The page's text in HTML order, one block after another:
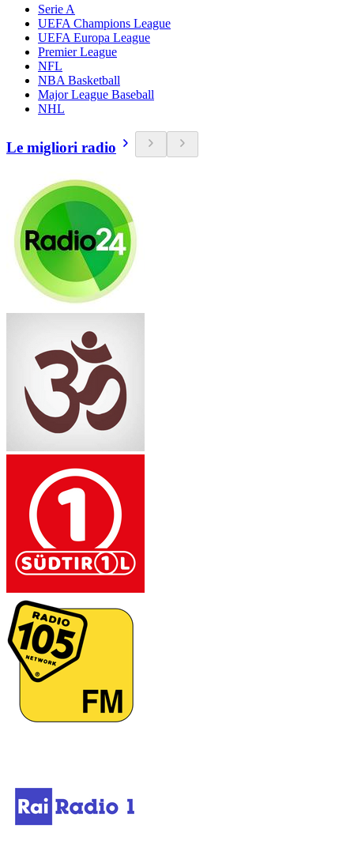
Serie A
UEFA Champions League
UEFA Europa League
Premier League
NFL
NBA Basketball
Major League Baseball
NHL
Le migliori radio